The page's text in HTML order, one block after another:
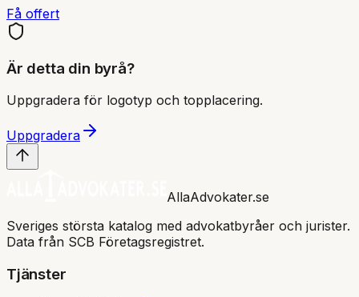
Få offert
Är detta din byrå?
Uppgradera för logotyp och topplacering.
Uppgradera
AllaAdvokater.se
Sveriges största katalog med advokatbyråer och jurister.
Data från SCB Företagsregistret.
Tjänster